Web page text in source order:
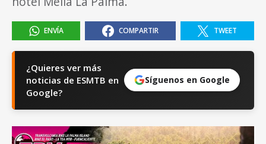
ENVÍA COMPARTIR TWEET
¿Quieres ver más
noticias de ESMTB en
Google?
Síguenos en Google